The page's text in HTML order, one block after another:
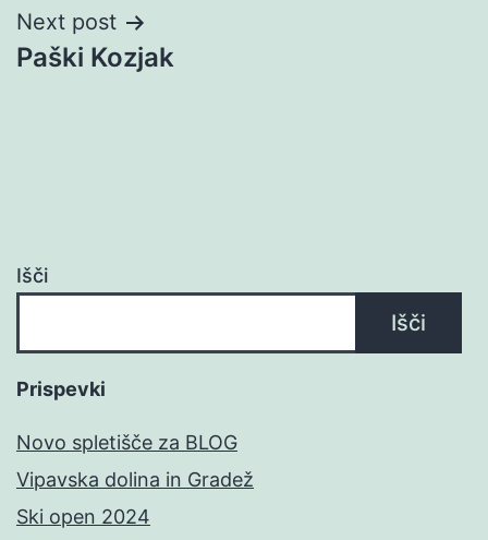
Next post
Paški Kozjak
Išči
Išči
Prispevki
Novo spletišče za BLOG
Vipavska dolina in Gradež
Ski open 2024